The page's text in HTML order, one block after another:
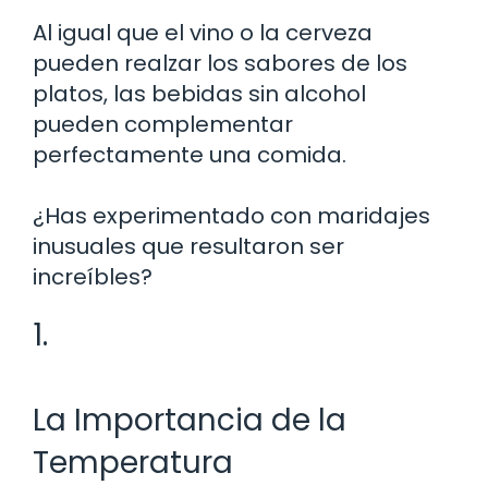
Al igual que el vino o la cerveza
pueden realzar los sabores de los
platos, las bebidas sin alcohol
pueden complementar
perfectamente una comida.
¿Has experimentado con maridajes
inusuales que resultaron ser
increíbles?
1.
La Importancia de la
Temperatura